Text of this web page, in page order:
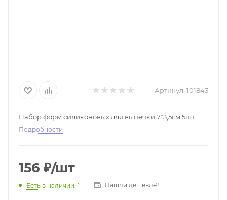
Артикул: 101843
Набор форм силиконовых для выпечки 7*3,5см 5шт
Подробности
156 ₽/шт
Есть в наличии: 1 Нашли дешевле?